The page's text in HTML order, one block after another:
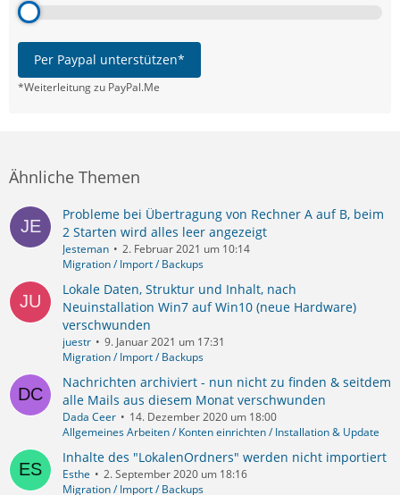
Per Paypal unterstützen*
*Weiterleitung zu PayPal.Me
Ähnliche Themen
Probleme bei Übertragung von Rechner A auf B, beim
2 Starten wird alles leer angezeigt
Jesteman
2. Februar 2021 um 10:14
Migration / Import / Backups
Lokale Daten, Struktur und Inhalt, nach
Neuinstallation Win7 auf Win10 (neue Hardware)
verschwunden
juestr
9. Januar 2021 um 17:31
Migration / Import / Backups
Nachrichten archiviert - nun nicht zu finden & seitdem
alle Mails aus diesem Monat verschwunden
Dada Ceer
14. Dezember 2020 um 18:00
Allgemeines Arbeiten / Konten einrichten / Installation & Update
Inhalte des "LokalenOrdners" werden nicht importiert
Esthe
2. September 2020 um 18:16
Migration / Import / Backups